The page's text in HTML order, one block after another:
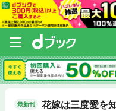
最新刊 花嫁は三度愛を